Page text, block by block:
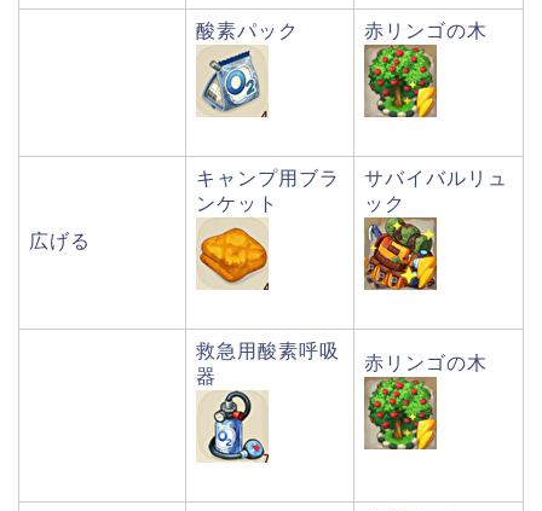
酸素パック 赤リンゴの木
広げる
キャンプ用ブラ
ンケット
サバイバルリュ
ック
救急用酸素呼吸
器
赤リンゴの木